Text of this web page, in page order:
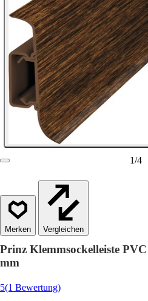
1/4
Vergleichen
Prinz Klemmsockelleiste
mm
5(1 Bewertung)